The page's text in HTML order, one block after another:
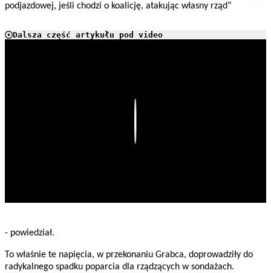
podjazdowej, jeśli chodzi o koalicję, atakując własny rząd”
Dalsza część artykułu pod video
- powiedział.
To właśnie te napięcia, w przekonaniu Grabca, doprowadziły do
radykalnego spadku poparcia dla rządzących w sondażach.